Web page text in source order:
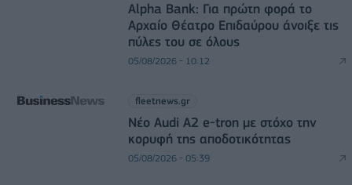
Alpha Bank: Για πρώτη φορά το
Αρχαίο Θέατρο Επιδαύρου άνοιξε τις
πύλες του σε όλους
05/08/2026 - 10:12
fleetnews.gr
Νέο Audi A2 e-tron με στόχο την
κορυφή της αποδοτικότητας
05/08/2026 - 05:39